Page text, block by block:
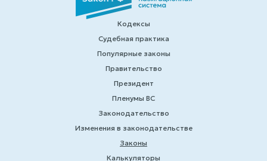
Кодексы
Судебная практика
Популярные законы
Правительство
Президент
Пленумы ВС
Законодательство
Изменения в законодательстве
Законы
Калькуляторы